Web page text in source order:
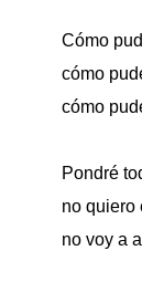
Cómo
cómo
cómo
Pondré
no quiero
no voy a